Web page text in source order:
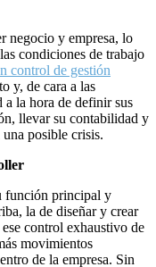
negocio y empresa, lo
condiciones de trabajo
control de gestión
y, de cara a las
a la hora de definir sus
llevar su contabilidad y
posible crisis.
función principal y
la de diseñar y crear
control exhaustivo de
movimientos
de la empresa. Sin